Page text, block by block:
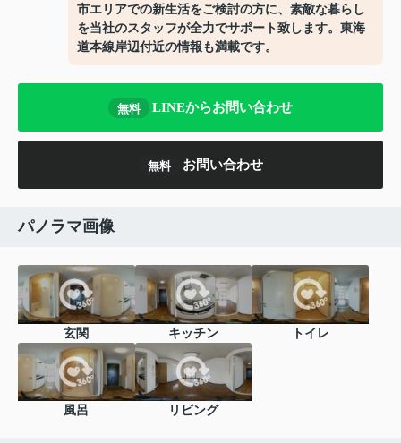
市エリアでの新生活をご検討の方に、素敵な暮らし
を当社のスタッフが全力でサポート致します。東海
道本線岸辺付近の情報も満載です。
無料 LINEからお問い合わせ
無料 お問い合わせ
パノラマ画像
玄関 キッチン トイレ
風呂 リビング